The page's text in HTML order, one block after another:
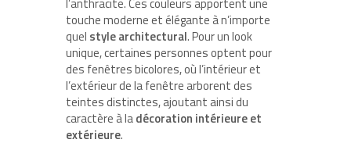
touche moderne et élégante à n’importe
quel style architectural. Pour un look
unique, certaines personnes optent pour
des fenêtres bicolores, où l’intérieur et
l’extérieur de la fenêtre arborent des
teintes distinctes, ajoutant ainsi du
caractère à ladécoration intérieure et
extérieure.